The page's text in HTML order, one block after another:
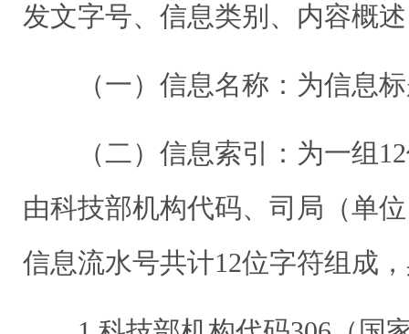
发文字号、信息类别、内容概
（一）信息名称：为信息标
（二）信息索引：为一组12
由科技部机构代码、司局（单
信息流水号共计12位字符组成